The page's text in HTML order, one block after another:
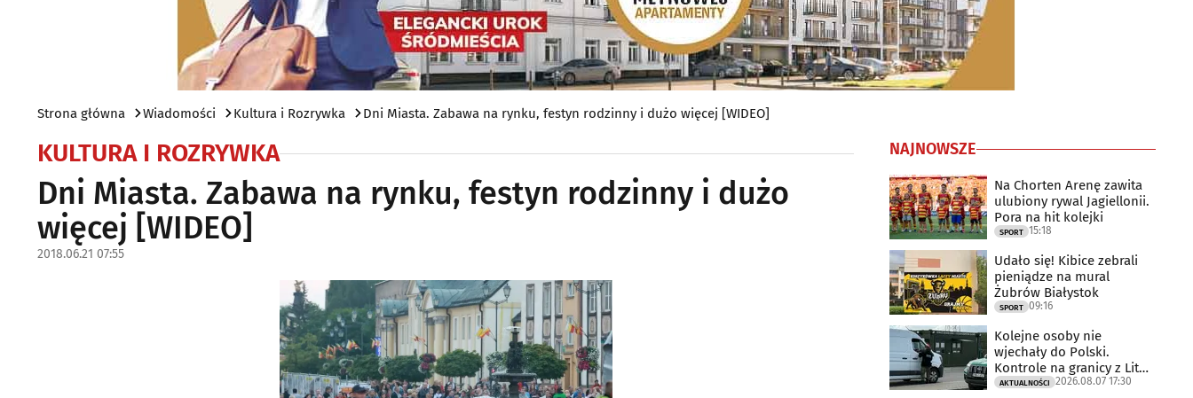
Strona główna Wiadomości Kultura i Rozrywka Dni Miasta. Zabawa na rynku, festyn rodzinny i dużo więcej [WIDEO]
KULTURA I ROZRYWKA
Dni Miasta. Zabawa na rynku, festyn rodzinny i dużo
więcej [WIDEO]
2018.06.21 07:55
NAJNOWSZE
Na Chorten Arenę zawita
ulubiony rywal Jagiellonii.
Pora na hit kolejki
SPORT 15:18
Udało się! Kibice zebrali
pieniądze na mural
Żubrów Białystok
SPORT 09:16
Kolejne osoby nie
wjechały do Polski.
Kontrole na granicy z Litwą
trwają
AKTUALNOŚCI 2026.08.07 17:30